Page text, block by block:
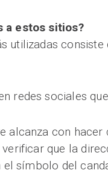
a estos sitios?
utilizadas
redes sociales
alcanza con
que la
símbolo del